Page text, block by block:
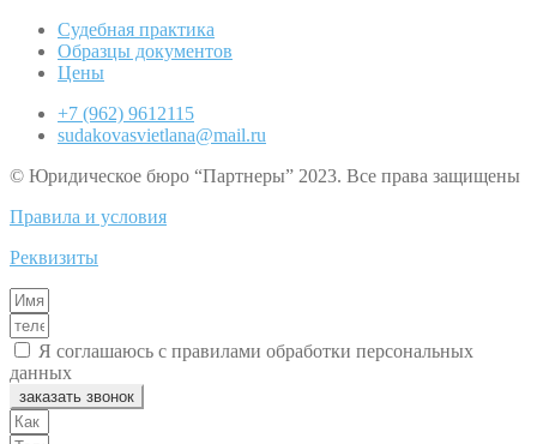
Судебная практика
Образцы документов
Цены
+7 (962) 9612115
sudakovasvietlana@mail.ru
© Юридическое бюро “Партнеры” 2023. Все права защищены
Правила и условия
Реквизиты
Я соглашаюсь с правилами обработки персональных
данных
заказать звонок